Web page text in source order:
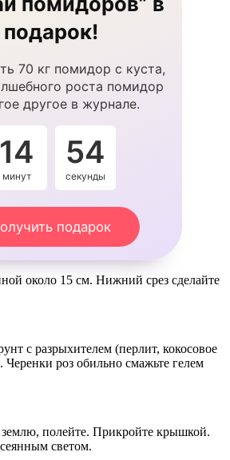
подарок!
70 кг помидор с куста,
роста помидор
другое в журнале.
14
минут
54
секунды
подарок
около 15 см. Нижний срез сделайте
с разрыхителем (перлит, кокосовое
Черенки роз обильно смажьте гелем
землю, полейте. Прикройте крышкой.
светом.